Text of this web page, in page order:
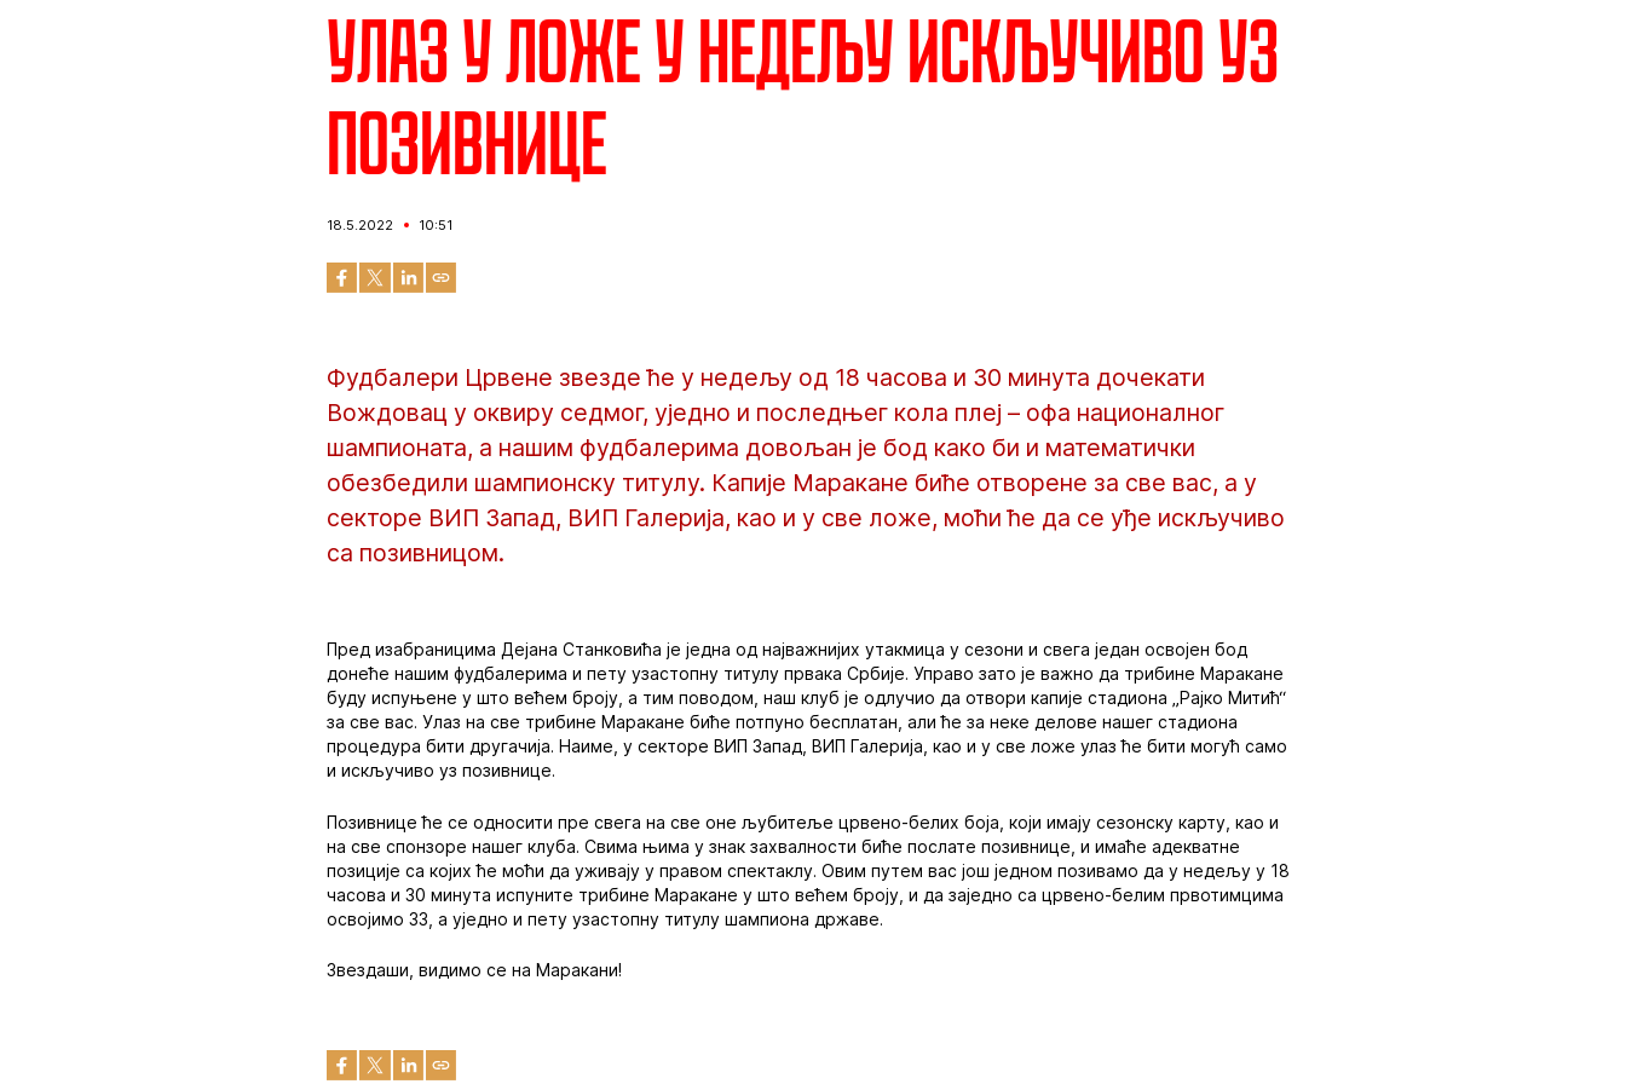
Улаз у ложе у недељу искључиво уз
позивнице
18.5.2022 10:51
Фудбалери Црвене звезде ће у недељу од 18 часова и 30 минута дочекати
Вождовац у оквиру седмог, уједно и последњег кола плеј – офа националног
шампионата, а нашим фудбалерима довољан је бод како би и математички
обезбедили шампионску титулу. Капије Маракане биће отворене за све вас, а у
секторе ВИП Запад, ВИП Галерија, као и у све ложе, моћи ће да се уђе искључиво
са позивницом.
Пред изабраницима Дејана Станковића је једна од најважнијих утакмица у сезони и свега један освојен бод
донеће нашим фудбалерима и пету узастопну титулу првака Србије. Управо зато је важно да трибине Маракане
буду испуњене у што већем броју, а тим поводом, наш клуб је одлучио да отвори капије стадиона „Рајко Митић“
за све вас. Улаз на све трибине Маракане биће потпуно бесплатан, али ће за неке делове нашег стадиона
процедура бити другачија. Наиме, у секторе ВИП Запад, ВИП Галерија, као и у све ложе улаз ће бити могућ само
и искључиво уз позивнице.
Позивнице ће се односити пре свега на све оне љубитеље црвено-белих боја, који имају сезонску карту, као и
на све спонзоре нашег клуба. Свима њима у знак захвалности биће послате позивнице, и имаће адекватне
позиције са којих ће моћи да уживају у правом спектаклу. Овим путем вас још једном позивамо да у недељу у 18
часова и 30 минута испуните трибине Маракане у што већем броју, и да заједно са црвено-белим првотимцима
освојимо 33, а уједно и пету узастопну титулу шампиона државе.
Звездаши, видимо се на Маракани!